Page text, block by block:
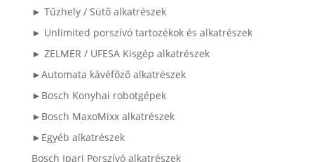
► Tűzhely / Sütő alkatrészek
► Unlimited porszívó tartozékok és alkatrészek
► ZELMER / UFESA Kisgép alkatrészek
►Automata kávéfőző alkatrészek
►Bosch Konyhai robotgépek
►Bosch MaxoMixx alkatrészek
►Egyéb alkatrészek
Bosch Ipari Porszívó alkatrészek